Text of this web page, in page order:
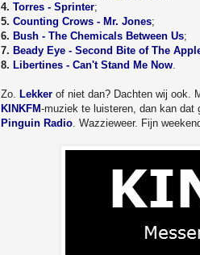
4. Torres - Sprinter;
5. Counting Crows - Mr. Jones;
6. Bush - The Chemicals Between Us;
7. Beady Eye - Second Bite of The
8. Libertines - Can't Stand Me Now.
Zo. Lekker of niet dan? Dachten wij ook.
KINKFM-muziek te luisteren, dan kan dat
Pinguin Radio. Wazzieweer. Fijn